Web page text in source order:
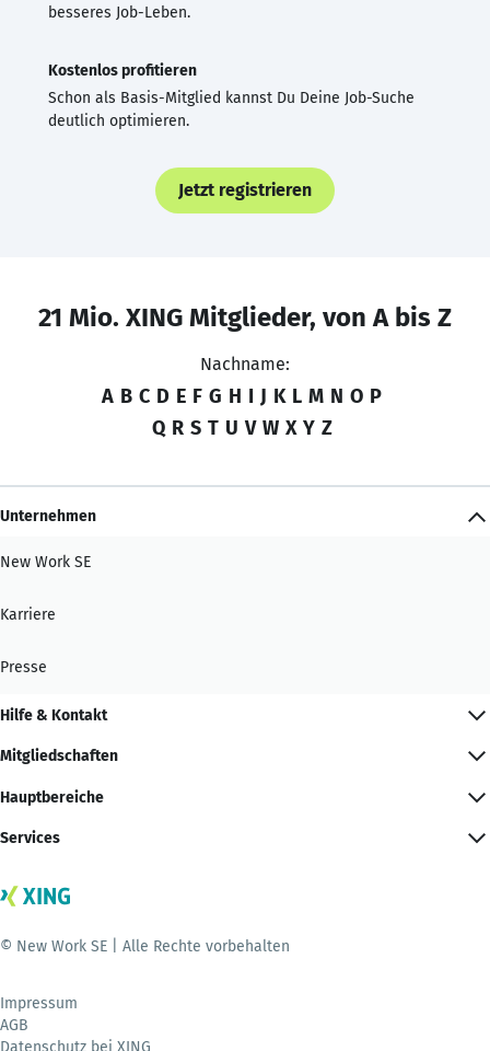
besseres Job-Leben.
Kostenlos profitieren
Schon als Basis-Mitglied kannst Du Deine Job-Suche
deutlich optimieren.
Jetzt registrieren
21 Mio. XING Mitglieder, von A bis Z
Nachname:
A B C D E F G H I J K L M N O P
Q R S T U V W X Y Z
Unternehmen
New Work SE
Karriere
Presse
Hilfe & Kontakt
Mitgliedschaften
Hauptbereiche
Services
© New Work SE | Alle Rechte vorbehalten
Impressum
AGB
Datenschutz bei XING